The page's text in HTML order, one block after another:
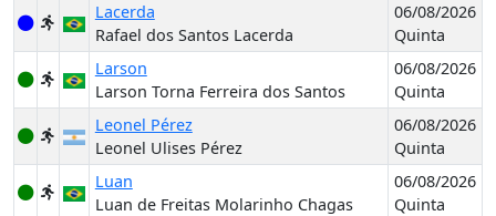
Lacerda
Rafael dos Santos Lacerda
06/08/2026
Quinta
Larson
Larson Torna Ferreira dos Santos
06/08/2026
Quinta
Leonel Pérez
Leonel Ulises Pérez
06/08/2026
Quinta
Luan
Luan de Freitas Molarinho Chagas
06/08/2026
Quinta